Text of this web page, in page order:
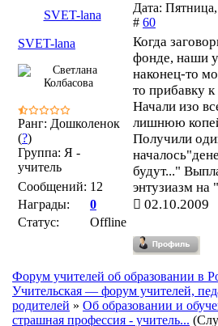
SVET-lana
Дата:
# 60
SVET-lana
Ранг: Дошколенок
(?)
Группа: Я -
учитель
Сообщений: 12
Награды:
0
Статус:
Offline
Когда
фонде, наши
наконец-то
то прибавку к
Начали изо
лишнюю
Получили
будут..."
энтузиазм на
02.10.2009
Форум учителей об образовании в
Учительская — форум учителей,
родителей » Об образовании и
страшная профессия - учитель...